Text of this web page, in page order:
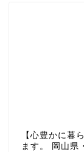
【心豊かに暮
ます。 岡山県